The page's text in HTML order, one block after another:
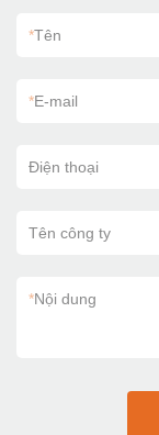
*Tên
*E-mail
Điện thoại
Tên công ty
*Nội dung